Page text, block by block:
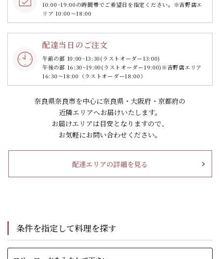
10:00~19:00の時間帯でご希望日を指定ください。 ※吉野店エ
リア 10:00～18:00
配達当日のご注文
午前の部 10:00~13:30(ラストオーダー13:00)
午後の部 16:30~19:00(ラストオーダー19:00)※吉野店エリア
16:30～18:00（ラストオーダー18:00）
奈良県奈良市を中心に奈良県・大阪府・京都府の
近隣エリアへお届けいたします。
お届けエリアは目安となりますので、
お気軽にお問い合わせください。
配達エリアの詳細を見る
条件を指定して料理を探す